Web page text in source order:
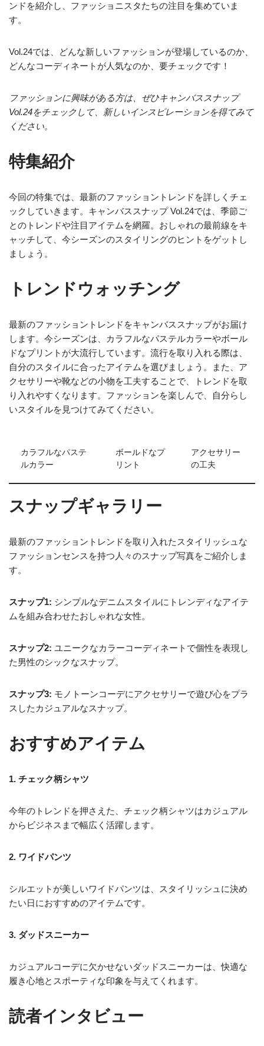
ンドを紹介し、ファッショニスタたちの注目を集めていま
す。
Vol.24では、どんな新しいファッションが登場しているのか、
どんなコーディネートが人気なのか、要チェックです！
ファッションに興味がある方は、ぜひキャンバススナップ
Vol.24をチェックして、新しいインスピレーションを得てみて
ください。
特集紹介
今回の特集では、最新のファッショントレンドを詳しくチェ
ックしていきます。キャンバススナップ Vol.24では、季節ご
とのトレンドや注目アイテムを網羅。おしゃれの最前線をキ
ャッチして、今シーズンのスタイリングのヒントをゲットし
ましょう。
トレンドウォッチング
最新のファッショントレンドをキャンバススナップがお届け
します。今シーズンは、カラフルなパステルカラーやボール
ドなプリントが大流行しています。流行を取り入れる際は、
自分のスタイルに合ったアイテムを選びましょう。また、ア
クセサリーや靴などの小物を工夫することで、トレンドを取
り入れやすくなります。ファッションを楽しんで、自分らし
いスタイルを見つけてみてください。
カラフルなパステ
ルカラー
ボールドなプ
リント
アクセサリー
の工夫
スナップギャラリー
最新のファッショントレンドを取り入れたスタイリッシュな
ファッションセンスを持つ人々のスナップ写真をご紹介しま
す。
スナップ1: シンプルなデニムスタイルにトレンディなアイテ
ムを組み合わせたおしゃれな女性。
スナップ2: ユニークなカラーコーディネートで個性を表現し
た男性のシックなスナップ。
スナップ3: モノトーンコーデにアクセサリーで遊び心をプラ
スしたカジュアルなスナップ。
おすすめアイテム
1. チェック柄シャツ
今年のトレンドを押さえた、チェック柄シャツはカジュアル
からビジネスまで幅広く活躍します。
2. ワイドパンツ
シルエットが美しいワイドパンツは、スタイリッシュに決め
たい日におすすめのアイテムです。
3. ダッドスニーカー
カジュアルコーデに欠かせないダッドスニーカーは、快適な
履き心地とスポーティな印象を与えてくれます。
読者インタビュー